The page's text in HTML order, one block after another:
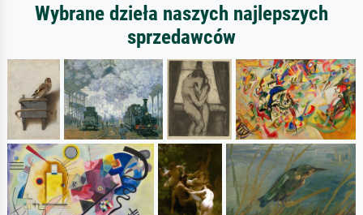
Wybrane dzieła naszych najlepszych
sprzedawców